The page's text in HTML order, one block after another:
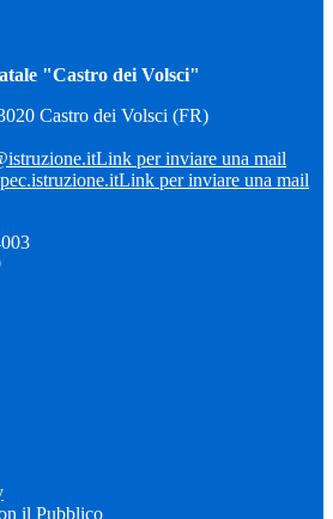
"Castro dei Volsci"
Castro dei Volsci (FR)
Link per inviare una mail
Link per inviare una mail
il Pubblico